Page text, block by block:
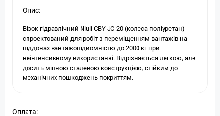
Опис:
Візок гідравлічний Niuli CBY JС-20 (колеса поліуретан)
спроектований для робіт з переміщенням вантажів на
піддонах вантажопідйомністю до 2000 кг при
неінтенсивному використанні. Відрізняється легкою, але
досить міцною сталевою конструкцією, стійким до
механічних пошкоджень покриттям.
Оплата: